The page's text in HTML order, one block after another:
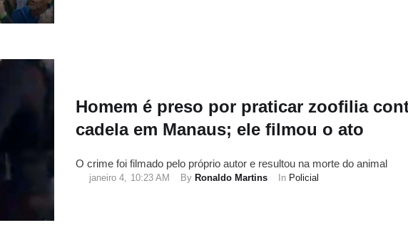
Homem é preso por praticar zoofilia
cadela em Manaus; ele filmou o ato
O crime foi filmado pelo próprio autor e resultou na morte do animal
janeiro 4, 10:23 AM By Ronaldo Martins In Policial